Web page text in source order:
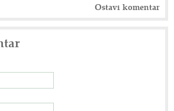
Ostavi komentar